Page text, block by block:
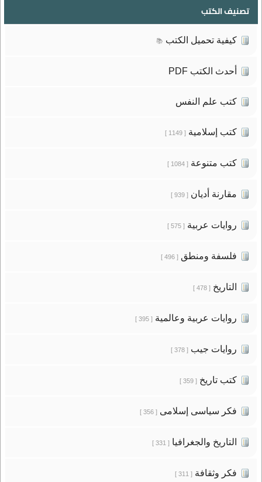
تصنيف الكتب
كيفية تحميل الكتب 📚
أحدث الكتب PDF
كتب علم النفس
كتب إسلامية[ 1149 ]
كتب متنوعة[ 1084 ]
مقارنة أديان[ 939 ]
روايات عربية[ 575 ]
فلسفة ومنطق[ 496 ]
التاريخ[ 478 ]
روايات عربية وعالمية[ 395 ]
روايات جيب[ 378 ]
كتب تاريخ[ 359 ]
فكر سياسى إسلامى[ 356 ]
التاريخ والجغرافيا[ 331 ]
فكر وثقافة[ 311 ]